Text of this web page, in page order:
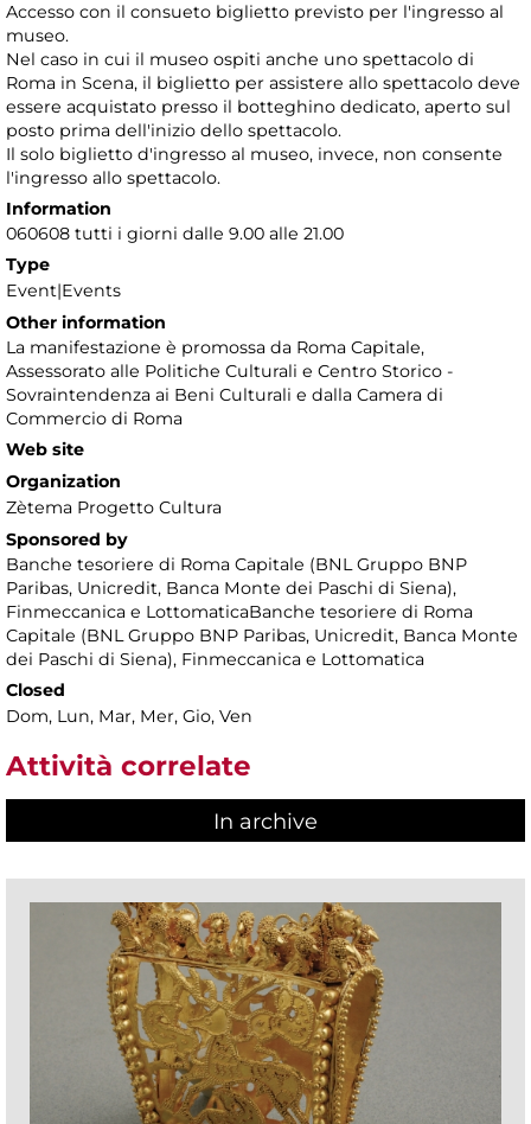
Accesso con il consueto biglietto previsto per l'ingresso al
museo.
Nel caso in cui il museo ospiti anche uno spettacolo di
Roma in Scena, il biglietto per assistere allo spettacolo deve
essere acquistato presso il botteghino dedicato, aperto sul
posto prima dell'inizio dello spettacolo.
Il solo biglietto d'ingresso al museo, invece, non consente
l'ingresso allo spettacolo.
Information
060608 tutti i giorni dalle 9.00 alle 21.00
Type
Event|Events
Other information
La manifestazione è promossa da Roma Capitale,
Assessorato alle Politiche Culturali e Centro Storico -
Sovraintendenza ai Beni Culturali e dalla Camera di
Commercio di Roma
Web site
Organization
Zètema Progetto Cultura
Sponsored by
Banche tesoriere di Roma Capitale (BNL Gruppo BNP
Paribas, Unicredit, Banca Monte dei Paschi di Siena),
Finmeccanica e LottomaticaBanche tesoriere di Roma
Capitale (BNL Gruppo BNP Paribas, Unicredit, Banca Monte
dei Paschi di Siena), Finmeccanica e Lottomatica
Closed
Dom, Lun, Mar, Mer, Gio, Ven
Attività correlate
In archive